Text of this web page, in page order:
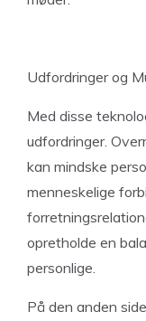
Udfordringer og
Med disse
udfordringer.
kan mindske
menneskelige
opretholde en
personlige.
På den anden